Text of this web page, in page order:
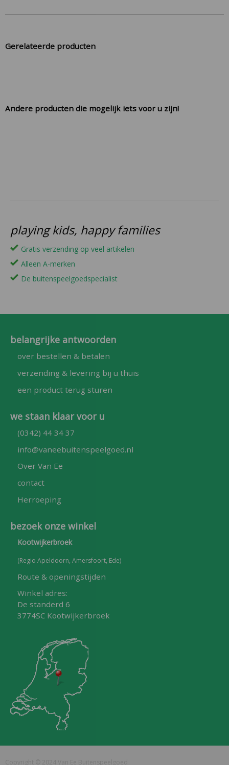
Gerelateerde producten
Andere producten die mogelijk iets voor u zijn!
playing kids, happy families
Gratis verzending op veel artikelen
Alleen A-merken
De buitenspeelgoedspecialist
belangrijke antwoorden
over bestellen & betalen
verzending & levering bij u thuis
een product terug sturen
we staan klaar voor u
(0342) 44 34 37
info@vaneebuitenspeelgoed.nl
Over Van Ee
contact
Herroeping
bezoek onze winkel
Kootwijkerbroek
(Regio Apeldoorn, Amersfoort, Ede)
Route & openingstijden
Winkel adres:
De standerd 6
3774SC Kootwijkerbroek